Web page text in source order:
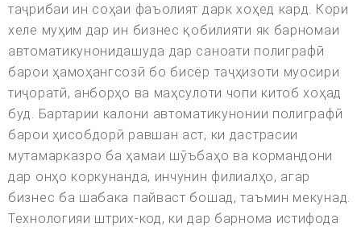
таҷрибаи ин соҳаи фаъолият дарк хоҳед кард. Кори
хеле муҳим дар ин бизнес қобилияти як барномаи
автоматикунонидашуда дар саноати полиграфӣ
барои ҳамоҳангсозӣ бо бисёр таҷҳизоти муосири
тиҷоратӣ, анборҳо ва маҳсулоти чопи китоб хоҳад
буд. Бартарии калони автоматикунонии полиграфӣ
барои ҳисобдорӣ равшан аст, ки дастрасии
мутамарказро ба ҳамаи шӯъбаҳо ва кормандони
дар онҳо коркунанда, инчунин филиалҳо, агар
бизнес ба шабака пайваст бошад, таъмин мекунад.
Технологияи штрих-код, ки дар барнома истифода